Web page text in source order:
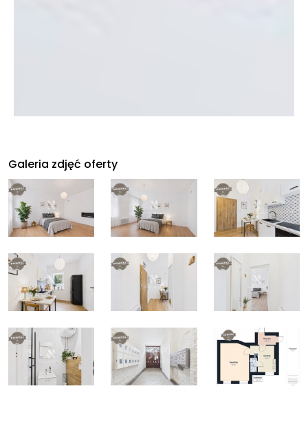
Galeria zdjęć oferty